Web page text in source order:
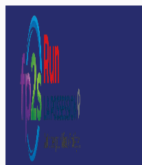
contenu